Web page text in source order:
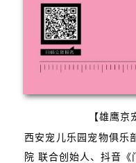
【雄鹰京
西安宠儿乐园宠物俱乐
院 联合创始人、抖音